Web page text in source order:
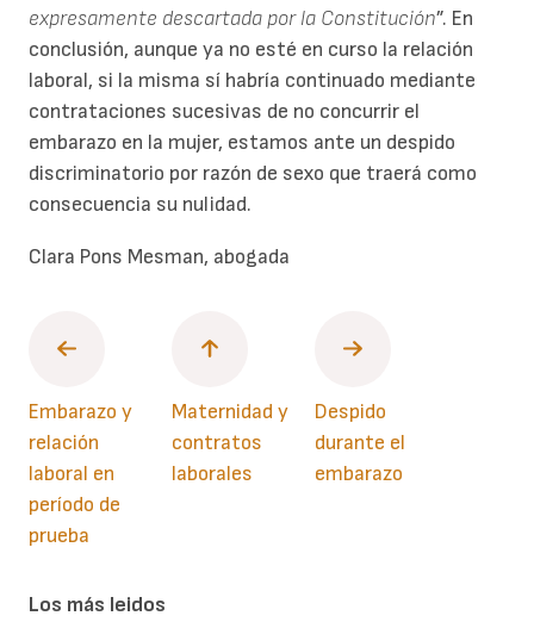
expresamente descartada por la Constitución”. En
conclusión, aunque ya no esté en curso la relación
laboral, si la misma sí habría continuado mediante
contrataciones sucesivas de no concurrir el
embarazo en la mujer, estamos ante un despido
discriminatorio por razón de sexo que traerá como
consecuencia su nulidad.
Clara Pons Mesman, abogada
Embarazo y
relación
laboral en
período de
prueba
Maternidad y
contratos
laborales
Despido
durante el
embarazo
Los más leidos